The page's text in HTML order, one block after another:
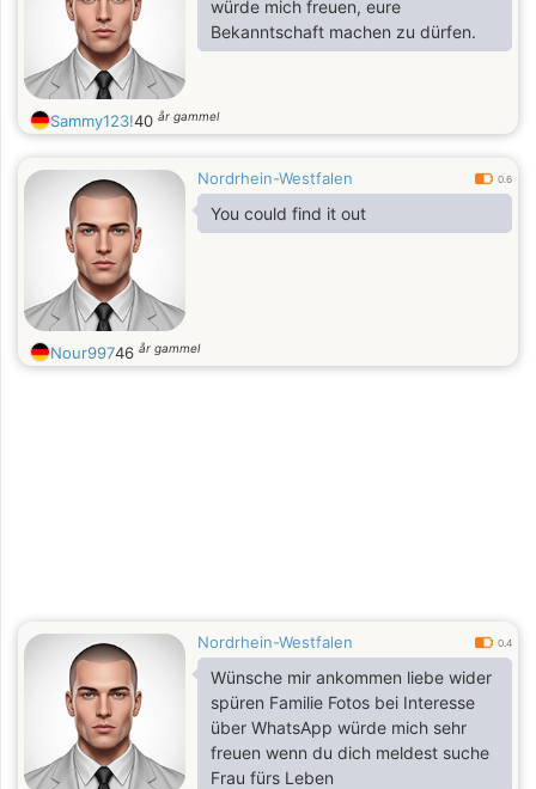
würde mich freuen, eure
Bekanntschaft machen zu dürfen.
Sammy123!40 år gammel
Nordrhein-Westfalen 0.6
You could find it out
Nour99746 år gammel
Nordrhein-Westfalen 0.4
Wünsche mir ankommen liebe wider
spüren Familie Fotos bei Interesse
über WhatsApp würde mich sehr
freuen wenn du dich meldest suche
Frau fürs Leben